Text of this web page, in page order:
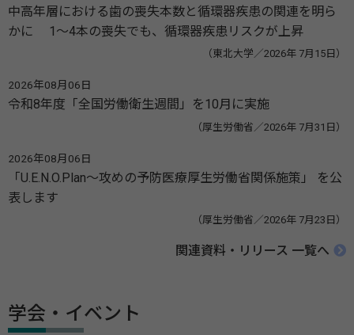
中高年層における歯の喪失本数と循環器疾患の関連を明ら
かに 1～4本の喪失でも、循環器疾患リスクが上昇
（東北大学／2026年 7月15日）
2026年08月06日
令和8年度「全国労働衛生週間」を10月に実施
（厚生労働省／2026年 7月31日）
2026年08月06日
「U.E.N.O.Plan～攻めの予防医療厚生労働省関係施策」 を公
表します
（厚生労働省／2026年 7月23日）
関連資料・リリース 一覧へ
学会・イベント